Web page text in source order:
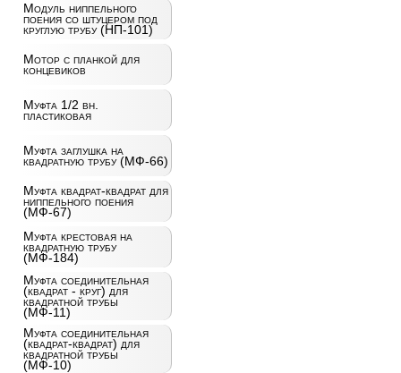
Модуль ниппельного
поения со штуцером под
круглую трубу (НП-101)
Мотор с планкой для
концевиков
Муфта 1/2 вн.
пластиковая
Муфта заглушка на
квадратную трубу (МФ-66)
Муфта квадрат-квадрат для
ниппельного поения
(МФ-67)
Муфта крестовая на
квадратную трубу
(МФ-184)
Муфта соединительная
(квадрат - круг) для
квадратной трубы
(МФ-11)
Муфта соединительная
(квадрат-квадрат) для
квадратной трубы
(МФ-10)